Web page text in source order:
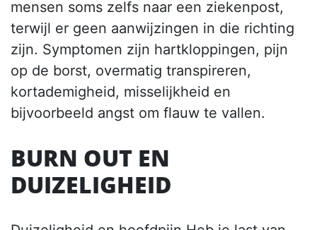
mensen soms zelfs naar een ziekenpost,
terwijl er geen aanwijzingen in die richting
zijn. Symptomen zijn hartkloppingen, pijn
op de borst, overmatig transpireren,
kortademigheid, misselijkheid en
bijvoorbeeld angst om flauw te vallen.
BURN OUT EN
DUIZELIGHEID